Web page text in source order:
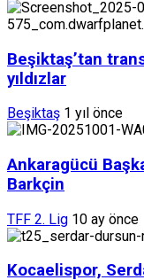
Beşiktaş’tan
yıldızlar
Beşiktaş 1 yıl önce
Ankaragücü
Barkçin
TFF 2. Lig 10 ay önce
Kocaelispor,